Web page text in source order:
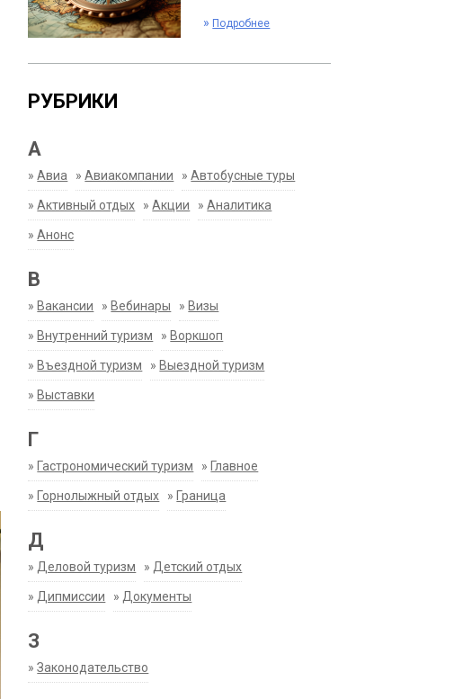
» Подробнее
РУБРИКИ
А
»Авиа »Авиакомпании »Автобусные туры
»Активный отдых »Акции »Аналитика
»Анонс
В
» Вакансии » Вебинары » Визы
» Внутренний туризм » Воркшоп
» Въездной туризм » Выездной туризм
» Выставки
Г
» Гастрономический туризм » Главное
» Горнолыжный отдых » Граница
Д
» Деловой туризм » Детский отдых
» Дипмиссии » Документы
З
»Законодательство